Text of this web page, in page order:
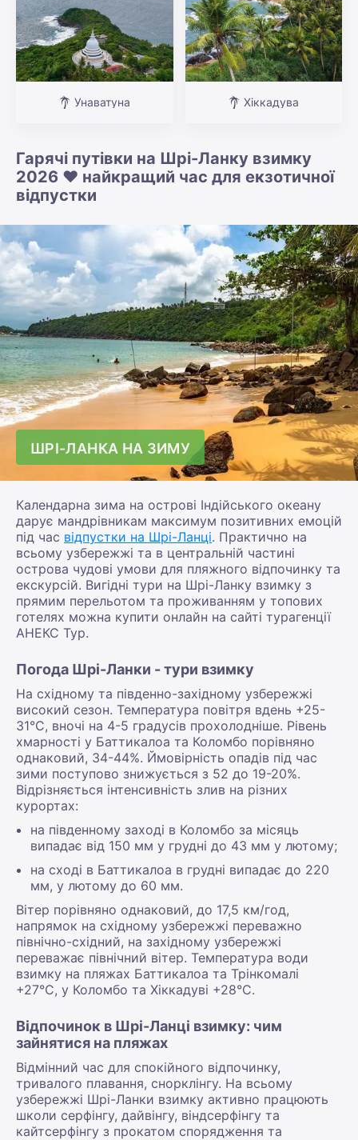
Унаватуна Хіккадува
Гарячі путівки на Шрі-Ланку взимку
2026 ❤️ найкращий час для екзотичної
відпустки
ШРІ-ЛАНКА НА ЗИМУ
Календарна зима на острові Індійського океану
дарує мандрівникам максимум позитивних емоцій
під час відпустки на Шрі-Ланці. Практично на
всьому узбережжі та в центральній частині
острова чудові умови для пляжного відпочинку та
екскурсій. Вигідні тури на Шрі-Ланку взимку з
прямим перельотом та проживанням у топових
готелях можна купити онлайн на сайті турагенції
АНЕКС Тур.
Погода Шрі-Ланки - тури взимку
На східному та південно-західному узбережжі
високий сезон. Температура повітря вдень +25-
31°С, вночі на 4-5 градусів прохолодніше. Рівень
хмарності у Баттикалоа та Коломбо порівняно
однаковий, 34-44%. Ймовірність опадів під час
зими поступово знижується з 52 до 19-20%.
Відрізняється інтенсивність злив на різних
курортах:
на південному заході в Коломбо за місяць
випадає від 150 мм у грудні до 43 мм у лютому;
на сході в Баттикалоа в грудні випадає до 220
мм, у лютому до 60 мм.
Вітер порівняно однаковий, до 17,5 км/год,
напрямок на східному узбережжі переважно
північно-східний, на західному узбережжі
переважає північний вітер. Температура води
взимку на пляжах Баттикалоа та Трінкомалі
+27°С, у Коломбо та Хіккадуві +28°С.
Відпочинок в Шрі-Ланці взимку: чим
зайнятися на пляжах
Відмінний час для спокійного відпочинку,
тривалого плавання, снорклінгу. На всьому
узбережжі Шрі-Ланки взимку активно працюють
школи серфінгу, дайвінгу, віндсерфінгу та
кайтсерфінгу з прокатом спорядження та